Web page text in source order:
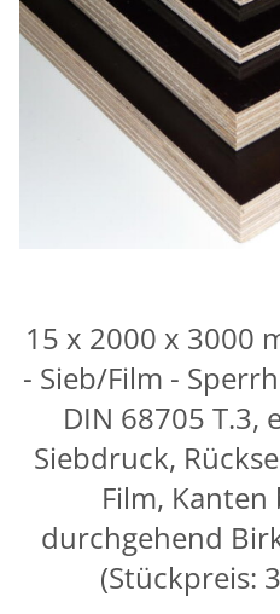
15 x 2000 x 3000
- Sieb/Film -
DIN 68705 T.3,
Siebdruck,
Film,
durchgehend
(Stückpreis: